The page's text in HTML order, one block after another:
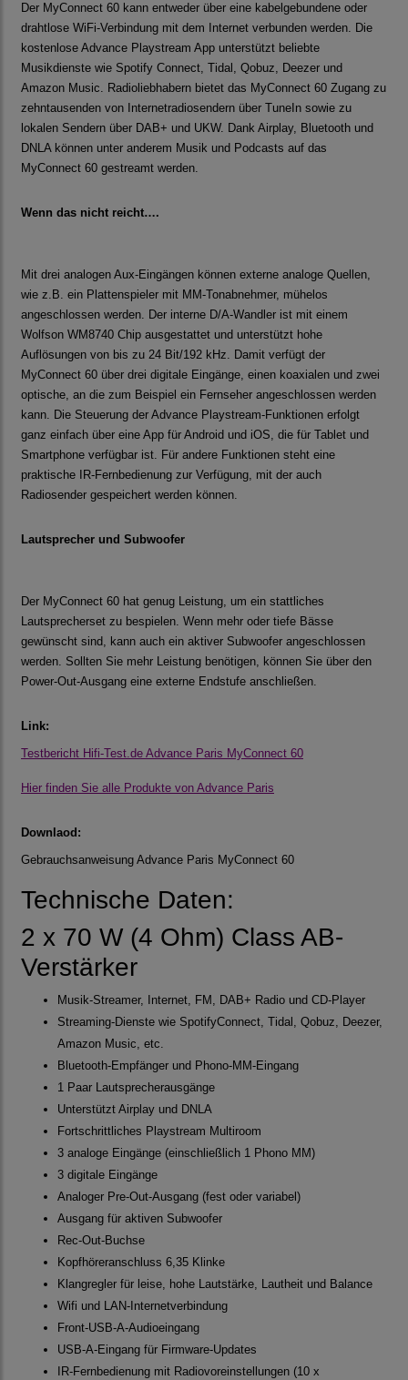
Der MyConnect 60 kann entweder über eine kabelgebundene oder
drahtlose WiFi-Verbindung mit dem Internet verbunden werden. Die
kostenlose Advance Playstream App unterstützt beliebte
Musikdienste wie Spotify Connect, Tidal, Qobuz, Deezer und
Amazon Music. Radioliebhabern bietet das MyConnect 60 Zugang zu
zehntausenden von Internetradiosendern über TuneIn sowie zu
lokalen Sendern über DAB+ und UKW. Dank Airplay, Bluetooth und
DNLA können unter anderem Musik und Podcasts auf das
MyConnect 60 gestreamt werden.
Wenn das nicht reicht….
Mit drei analogen Aux-Eingängen können externe analoge Quellen,
wie z.B. ein Plattenspieler mit MM-Tonabnehmer, mühelos
angeschlossen werden. Der interne D/A-Wandler ist mit einem
Wolfson WM8740 Chip ausgestattet und unterstützt hohe
Auflösungen von bis zu 24 Bit/192 kHz. Damit verfügt der
MyConnect 60 über drei digitale Eingänge, einen koaxialen und zwei
optische, an die zum Beispiel ein Fernseher angeschlossen werden
kann. Die Steuerung der Advance Playstream-Funktionen erfolgt
ganz einfach über eine App für Android und iOS, die für Tablet und
Smartphone verfügbar ist. Für andere Funktionen steht eine
praktische IR-Fernbedienung zur Verfügung, mit der auch
Radiosender gespeichert werden können.
Lautsprecher und Subwoofer
Der MyConnect 60 hat genug Leistung, um ein stattliches
Lautsprecherset zu bespielen. Wenn mehr oder tiefe Bässe
gewünscht sind, kann auch ein aktiver Subwoofer angeschlossen
werden. Sollten Sie mehr Leistung benötigen, können Sie über den
Power-Out-Ausgang eine externe Endstufe anschließen.
Link:
Testbericht Hifi-Test.de Advance Paris MyConnect 60
Hier finden Sie alle Produkte von Advance Paris
Downlaod:
Gebrauchsanweisung Advance Paris MyConnect 60
Technische Daten:
2 x 70 W (4 Ohm) Class AB-
Verstärker
Musik-Streamer, Internet, FM, DAB+ Radio und CD-Player
Streaming-Dienste wie SpotifyConnect, Tidal, Qobuz, Deezer,
Amazon Music, etc.
Bluetooth-Empfänger und Phono-MM-Eingang
1 Paar Lautsprecherausgänge
Unterstützt Airplay und DNLA
Fortschrittliches Playstream Multiroom
3 analoge Eingänge (einschließlich 1 Phono MM)
3 digitale Eingänge
Analoger Pre-Out-Ausgang (fest oder variabel)
Ausgang für aktiven Subwoofer
Rec-Out-Buchse
Kopfhöreranschluss 6,35 Klinke
Klangregler für leise, hohe Lautstärke, Lautheit und Balance
Wifi und LAN-Internetverbindung
Front-USB-A-Audioeingang
USB-A-Eingang für Firmware-Updates
IR-Fernbedienung mit Radiovoreinstellungen (10 x